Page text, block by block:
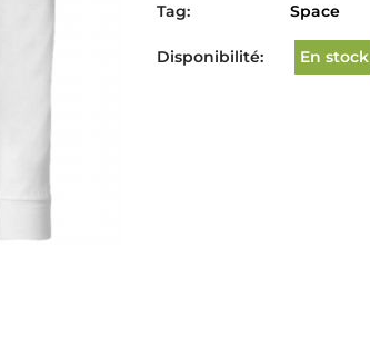
Tag:
Space
Disponibilité: En stock